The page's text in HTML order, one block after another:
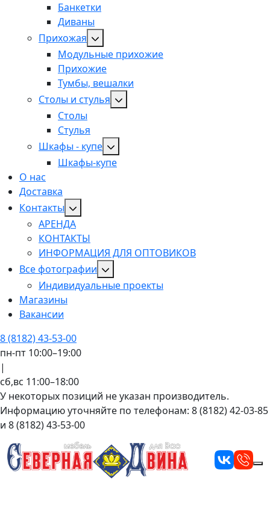
Банкетки
Диваны
Прихожая
Модульные прихожие
Прихожие
Тумбы, вешалки
Столы и стулья
Столы
Стулья
Шкафы - купе
Шкафы-купе
О нас
Доставка
Контакты
АРЕНДА
КОНТАКТЫ
ИНФОРМАЦИЯ ДЛЯ ОПТОВИКОВ
Все фотографии
Индивидуальные проекты
Магазины
Вакансии
8 (8182) 43-53-00
пн-пт 10:00–19:00
|
сб,вс 11:00–18:00
У некоторых позиций не указан производитель.
Информацию уточняйте по телефонам: 8 (8182) 42-03-85
и 8 (8182) 43-53-00